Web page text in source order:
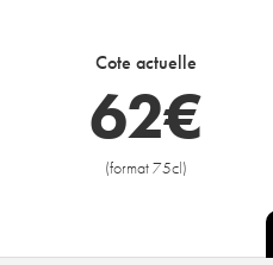
Cote actuelle
62€
(format 75cl)